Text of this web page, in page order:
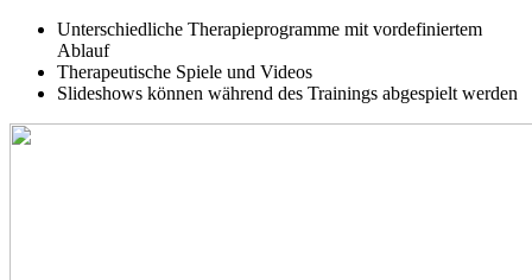
Unterschiedliche Therapieprogramme mit vordefiniertem
Ablauf
Therapeutische Spiele und Videos
Slideshows können während des Trainings abgespielt werden